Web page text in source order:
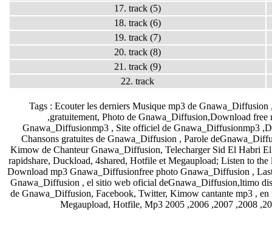
17. track (5)
18. track (6)
19. track (7)
20. track (8)
21. track (9)
22. track
Tags : Ecouter les derniers Musique mp3 de
,gratuitement, Photo de Gnawa_Diffusion,Download
Gnawa_Diffusionmp3 , Site officiel de Gnawa_Diffusionmp3
Chansons gratuites de Gnawa_Diffusion , Parole
Kimow de ChanteurGnawa_Diffusion, Telecharger Sid El Habri
rapidshare, Duckload, 4shared, Hotfile et Megaupload; Listen to
Download mp3 Gnawa_Diffusionfree photo Gnawa_Diffusion ,
Gnawa_Diffusion , el sitio web oficial deGnawa_Diffusion,ltimo
de Gnawa_Diffusion, Facebook, Twitter, Kimow cantante mp3 , en
Megaupload, Hotfile, Mp3 2005 ,2006 ,2007 ,2008